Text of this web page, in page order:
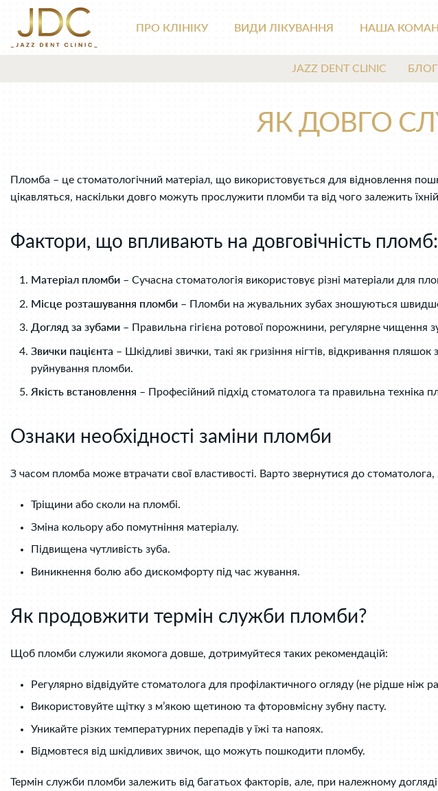
ПРО КЛІНІКУ ВИДИ ЛІКУВАННЯ НАША
JAZZ DENT CLINIC БЛОГ
ЯК ДОВГО
Пломба – це стоматологічний матеріал, що використовується для відновлення
цікавляться, наскільки довго можуть прослужити пломби та від чого залежить їхній
Фактори, що впливають на довговічність пломб:
Матеріал пломби – Сучасна стоматологія використовує різні матеріали для
Місце розташування пломби – Пломби на жувальних зубах зношуються
Догляд за зубами – Правильна гігієна ротової порожнини, регулярне
Звички пацієнта – Шкідливі звички, такі як гризіння нігтів, відкривання
руйнування пломби.
Якість встановлення – Професійний підхід стоматолога та правильна техніка
Ознаки необхідності заміни пломби
З часом пломба може втрачати свої властивості. Варто звернутися до
Тріщини або сколи на пломбі.
Зміна кольору або помутніння матеріалу.
Підвищена чутливість зуба.
Виникнення болю або дискомфорту під час жування.
Як продовжити термін служби пломби?
Щоб пломби служили якомога довше, дотримуйтеся таких рекомендацій:
Регулярно відвідуйте стоматолога для профілактичного огляду (не рідше ніж
Використовуйте щітку з м’якою щетиною та фторовмісну зубну пасту.
Уникайте різких температурних перепадів у їжі та напоях.
Відмовтеся від шкідливих звичок, що можуть пошкодити пломбу.
Термін служби пломби залежить від багатьох факторів, але, при належному